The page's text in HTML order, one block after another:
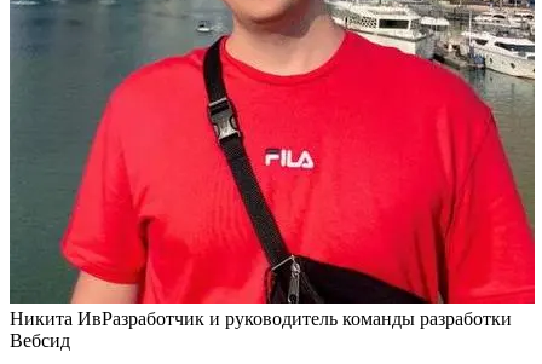
Никита ИвРазработчик и руководитель команды разработки
Вебсид